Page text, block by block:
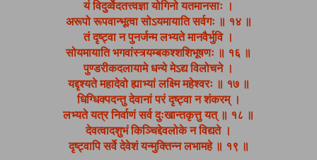
यं विदुर्व्वेदतत्त्वज्ञा योगिनो यतमानसाः ।
अरूपो रूपवान्भूत्वा सोऽयमायाति सर्वगः ॥ १४ ॥
तं दृष्ट्वा न पुनर्जन्म लभ्यते मानवैर्भुवि ।
सोयमायाति भगवांस्त्र्यम्बकश्शशिभूषणः ॥ १६ ॥
पुण्डरीकदलायामे धन्ये मेऽद्य विलोचने ।
यद्दृश्यते महादेवो ह्याभ्यां लक्ष्मि महेश्वरः ॥ १७ ॥
धिग्धिक्पदन्तु देवानां परं दृष्ट्वा न शंकरम् ।
लभ्यते यत्र निर्वाणं सर्व दुःखान्तकृत्तु यत् ॥ १८ ॥
देवत्वादशुभं किञ्चिद्देवलोके न विद्यते ।
दृष्ट्वापि सर्वे देवेशं यन्मुक्तिन्न लभामहे ॥ १९ ॥